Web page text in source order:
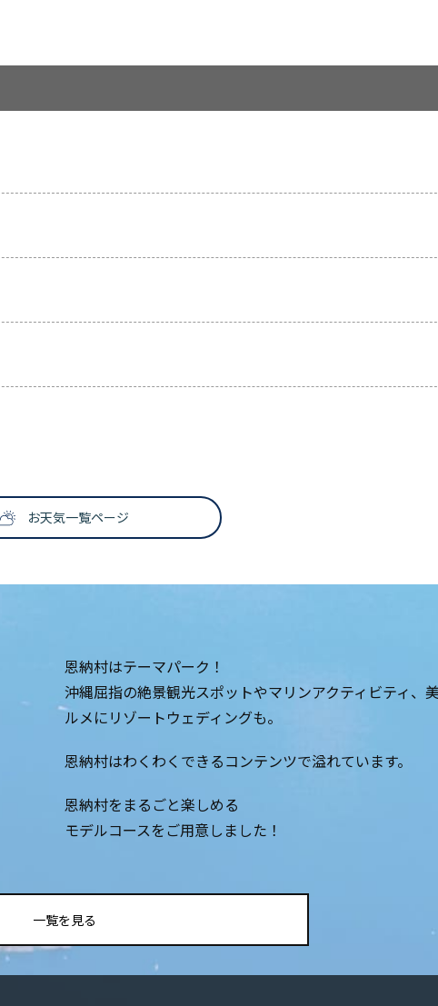
お天気一覧ページ
恩納村はテーマパーク！
沖縄屈指の絶景観光スポットやマリンアクティビティ、
ルメにリゾートウェディングも。
恩納村はわくわくできるコンテンツで溢れています。
恩納村をまるごと楽しめる
モデルコースをご用意しました！
一覧を見る